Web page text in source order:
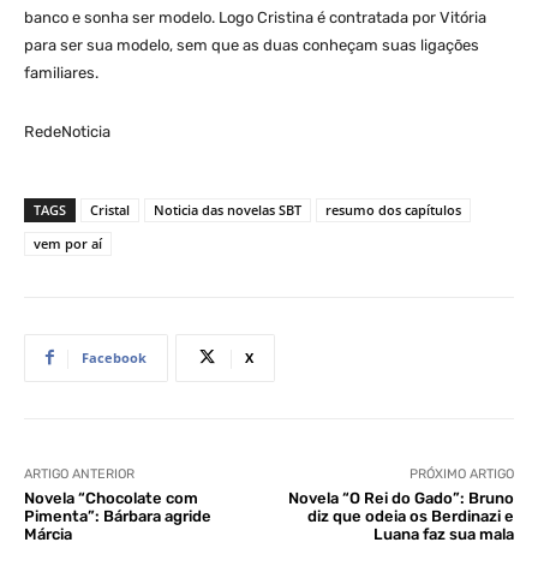
banco e sonha ser modelo. Logo Cristina é contratada por Vitória
para ser sua modelo, sem que as duas conheçam suas ligações
familiares.
RedeNoticia
TAGS Cristal Noticia das novelas SBT
resumo dos capítulos
vem por aí
Facebook X
ARTIGO ANTERIOR
Novela “Chocolate com
Pimenta”: Bárbara agride
Márcia
PRÓXIMO ARTIGO
Novela “O Rei do Gado”: Bruno
diz que odeia os Berdinazi e
Luana faz sua mala